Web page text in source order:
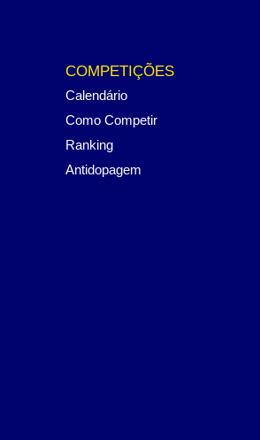
COMPETIÇÕES
Calendário
Como Competir
Ranking
Antidopagem